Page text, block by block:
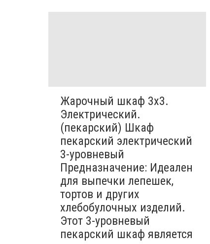
Жарочный шкаф 3х3.
Электрический.
(пекарский) Шкаф
пекарский электрический
3-уровневый
Предназначение: Идеален
для выпечки лепешек,
тортов и других
хлебобулочных изделий.
Этот 3-уровневый
пекарский шкаф является